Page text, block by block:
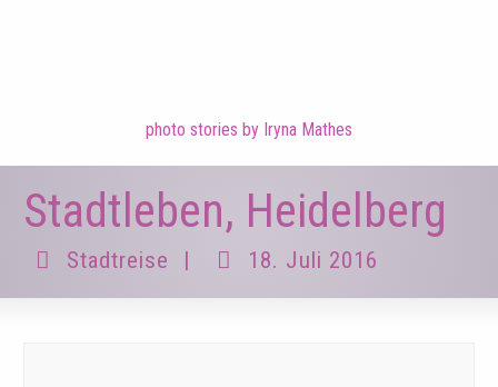
photo stories by Iryna Mathes
Stadtleben, Heidelberg
Stadtreise | 18. Juli 2016